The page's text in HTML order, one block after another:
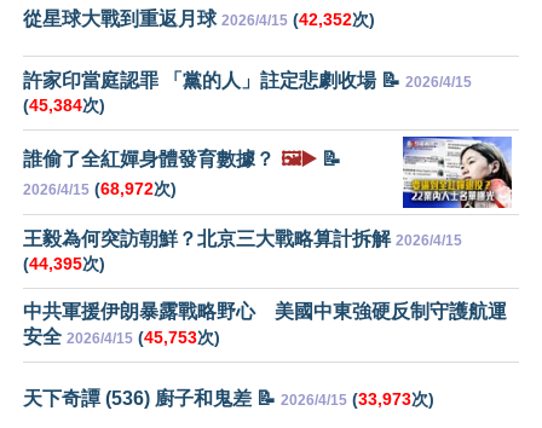
從星球大戰到重返月球 2026/4/15 (42,352次)
許家印當庭認罪 「黨的人」註定悲劇收場 📝 2026/4/15
(45,384次)
誰偷了全紅嬋身體發育數據？ 🖼️▶️ 📝
2026/4/15 (68,972次)
王毅為何突訪朝鮮？北京三大戰略算計拆解 2026/4/15
(44,395次)
中共軍援伊朗暴露戰略野心 美國中東強硬反制守護航運
安全 2026/4/15 (45,753次)
天下奇譚 (536) 廚子和鬼差 📝 2026/4/15 (33,973次)